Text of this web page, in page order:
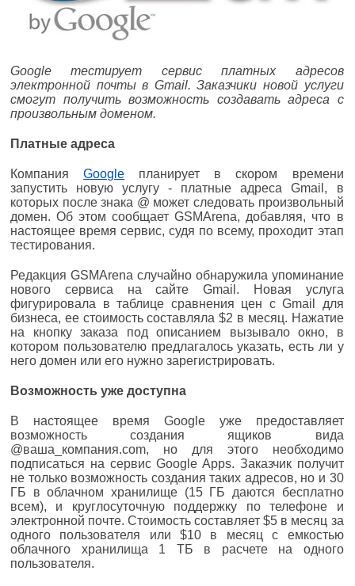
Google тестирует сервис платных адресов
электронной почты в Gmail. Заказчики новой услуги
смогут получить возможность создавать адреса с
произвольным доменом.
Платные адреса
КомпанияGoogle планирует в скором времени
запустить новую услугу - платные адреса Gmail, в
которых после знака @ может следовать произвольный
домен. Об этом сообщает GSMArena, добавляя, что в
настоящее время сервис, судя по всему, проходит этап
тестирования.
Редакция GSMArena случайно обнаружила упоминание
нового сервиса на сайте Gmail. Новая услуга
фигурировала в таблице сравнения цен с Gmail для
бизнеса, ее стоимость составляла $2 в месяц. Нажатие
на кнопку заказа под описанием вызывало окно, в
котором пользователю предлагалось указать, есть ли у
него домен или его нужно зарегистрировать.
Возможность уже доступна
В настоящее время Google уже предоставляет
возможность создания ящиков вида
@ваша_компания.com, но для этого необходимо
подписаться на сервис Google Apps. Заказчик получит
не только возможность создания таких адресов, но и 30
ГБ в облачном хранилище (15 ГБ даются бесплатно
всем), и круглосуточную поддержку по телефоне и
электронной почте. Стоимость составляет $5 в месяц за
одного пользователя или $10 в месяц с емкостью
облачного хранилища 1 ТБ в расчете на одного
пользователя.